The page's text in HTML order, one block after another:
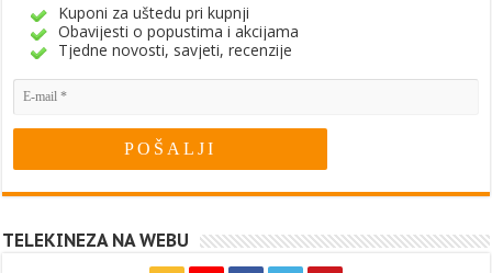
Kuponi za uštedu pri kupnji
Obavijesti o popustima i akcijama
Tjedne novosti, savjeti, recenzije
TELEKINEZA NA WEBU